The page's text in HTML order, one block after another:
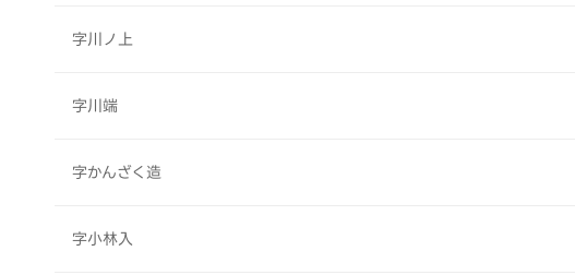
字川ノ上
字川端
字かんざく造
字小林入